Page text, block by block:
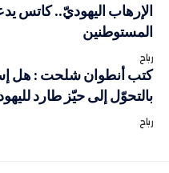
الإرهاب اليهوديّ.. كاتس
المستوطنين
رباح
كتب أنطوان شلحت : هل
بالتحوّل إلى حيّز طارد
رباح